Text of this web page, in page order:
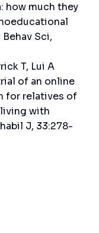
how much they
Sci,
T, Lui A
of an online
for relatives of
with
J, 33:278-